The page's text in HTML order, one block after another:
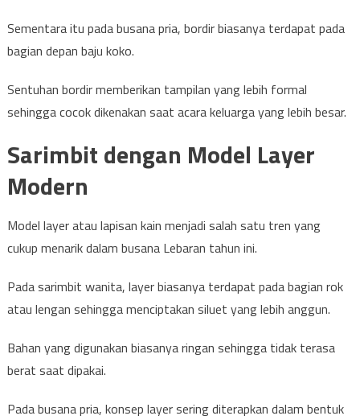
Sementara itu pada busana pria, bordir biasanya terdapat pada
bagian depan baju koko.
Sentuhan bordir memberikan tampilan yang lebih formal
sehingga cocok dikenakan saat acara keluarga yang lebih besar.
Sarimbit dengan Model Layer
Modern
Model layer atau lapisan kain menjadi salah satu tren yang
cukup menarik dalam busana Lebaran tahun ini.
Pada sarimbit wanita, layer biasanya terdapat pada bagian rok
atau lengan sehingga menciptakan siluet yang lebih anggun.
Bahan yang digunakan biasanya ringan sehingga tidak terasa
berat saat dipakai.
Pada busana pria, konsep layer sering diterapkan dalam bentuk